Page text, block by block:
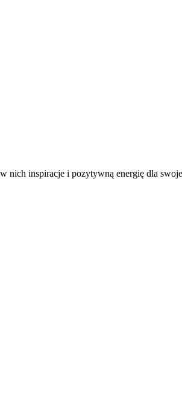
nich inspiracje i pozytywną energię dla